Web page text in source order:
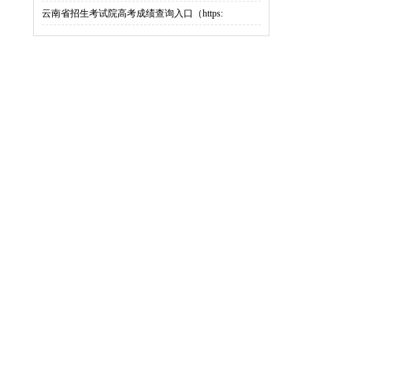
云南省招生考试院高考成绩查询入口（https: